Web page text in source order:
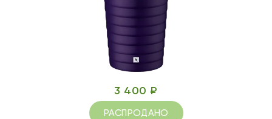
3 400 ₽
РАСПРОДАНО